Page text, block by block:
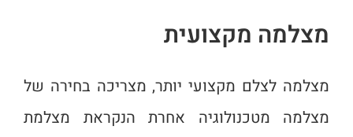
מצלמה מקצועית
מצלמה לצלם מקצועי יותר, מצריכה בחירה של
מצלמה מטכנולוגיה אחרת הנקראת מצלמת